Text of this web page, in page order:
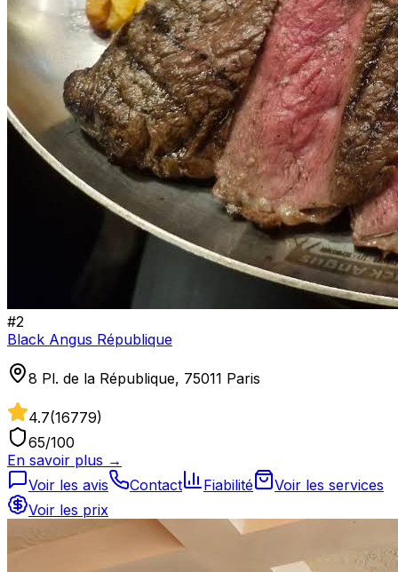
#2
Black Angus République
8 Pl. de la République, 75011 Paris
4.7(16779)
65/100
En savoir plus →
Voir les avis
Contact Fiabilité
Voir les services
Voir les prix